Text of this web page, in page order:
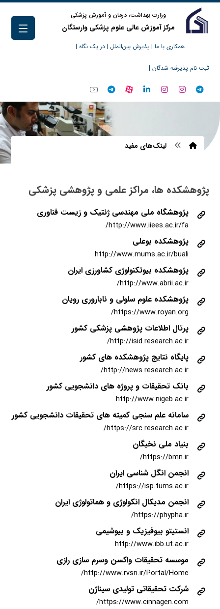
وزارت بهداشت، درمان و آموزش پزشکی
مرکز آموزش عالی علوم پزشکی وارستگان
همکاری با ما | پذیرش بین‌الملل |در یک نگاه |
ثبت نام پذیرفته شدگان |
لینک‌های مفید
پژوهشکده ها، مراکز علمی و پژوهشی پزشکی
پژوهشگاه ملی مهندسی ژنتیک و زیست فناوری
http://www.iiees.ac.ir/fa/
پژوهشکده بوعلی
http://www.mums.ac.ir/buali
پژوهشکده بیوتکنولوژی کشاورزی ایران
http://www.abrii.ac.ir/
پژوهشکده علوم سلولی و ناباروری رویان
https://www.royan.org/
پرتال اطلاعات پژوهشی پزشکی کشور
http://isid.research.ac.ir/
پایگاه نتایج پژوهشکده های کشور
http://news.research.ac.ir/
بانک تحقیقات و پروژه های دانشجویی کشور
http://www.nigeb.ac.ir
سامانه علم سنجی کمیته های تحقیقات دانشجویی کشور
https://src.research.ac.ir/
بنیاد ملی نخبگان
https://bmn.ir/
انجمن انگل شناسی ایران
https://isp.tums.ac.ir/
انجمن مدیکال انکولوژی و هماتولوژی ایران
https://phypha.ir/
انستیتو بیوفیزیک و بیوشیمی
http://www.ibb.ut.ac.ir
موسسه تحقیقات واکسن وسرم سازی رازی
http://www.rvsri.ir/Portal/Home/
شرکت تحقیقاتی تولیدی سیناژن
https://www.cinnagen.com/